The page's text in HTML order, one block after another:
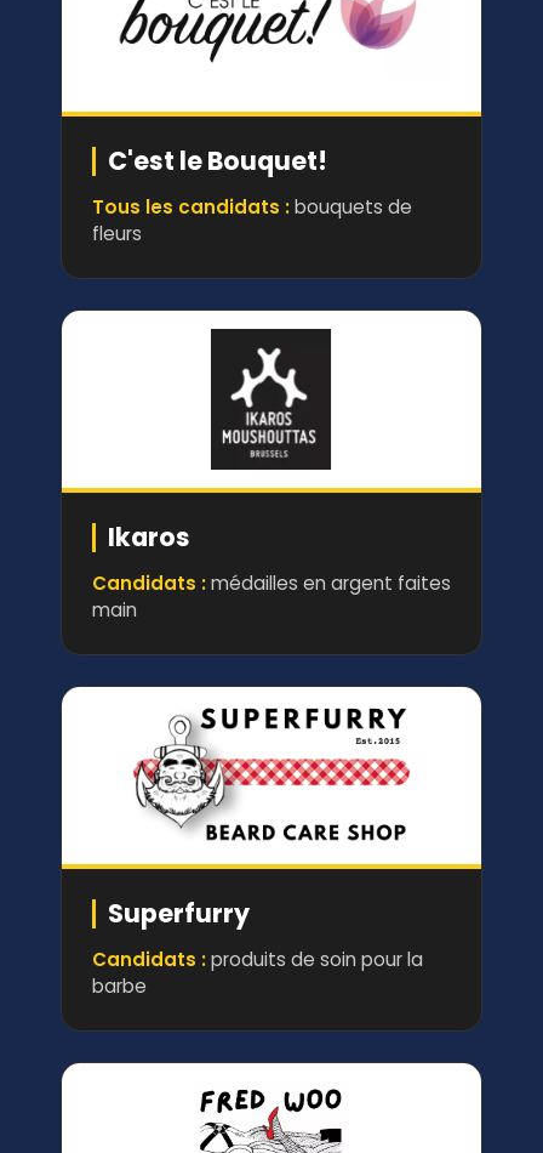
C'est le Bouquet!
Tous les candidats :bouquets de
fleurs
Ikaros
Candidats :médailles en argent faites
main
Superfurry
Candidats :produits de soin pour la
barbe